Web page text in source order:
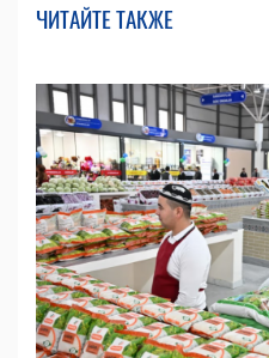
ЧИТАЙТЕ ТАКЖЕ